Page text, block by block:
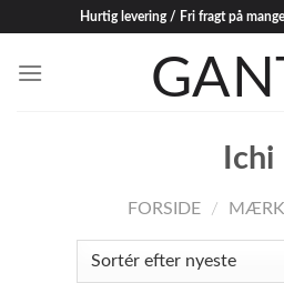
content
Hurtig levering / Fri fragt på
Ichi
FORSIDE /